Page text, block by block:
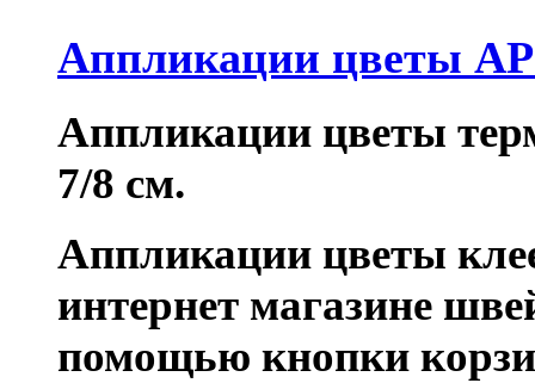
Аппликации цветы
Аппликации цветы
7/8 см.
Аппликации цветы
интернет магазине
помощью кнопки